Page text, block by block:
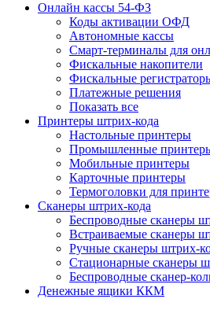
Онлайн кассы 54-ФЗ
Коды активации ОФД
Автономные кассы
Смарт-терминалы для
Фискальные накопители
Фискальные
Платежные решения
Показать все
Принтеры штрих-кода
Настольные принтеры
Промышленные
Мобильные принтеры
Карточные принтеры
Термоголовки для
Сканеры штрих-кода
Беспроводные сканеры
Встраиваемые сканеры
Ручные сканеры штрих-
Стационарные сканеры
Беспроводные сканер-
Денежные ящики ККМ